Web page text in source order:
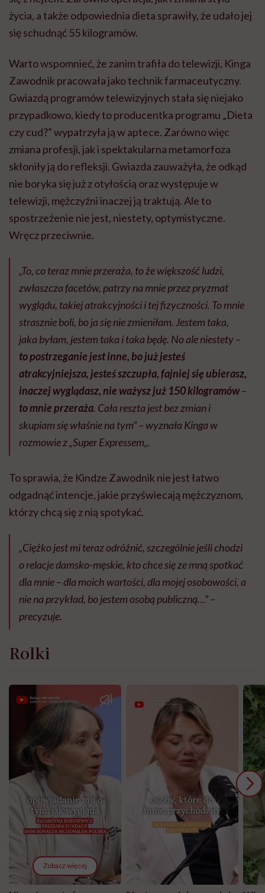
życia, a także odpowiednia dieta sprawiły, że udało jej
się schudnąć 55 kilogramów.
Warto wspomnieć, że zanim trafiła do telewizji, Kinga
Zawodnik pracowała jako technik farmaceutyczny.
Gwiazdą programów telewizyjnych stała się niejako
przypadkowo, kiedy to producentka programu „Dieta
czy cud?” wypatrzyła ją w aptece. Zarówno więc
zmiana profesji, jak i spektakularna metamorfoza
skłoniły ją do refleksji. Gwiazda zauważyła, że odkąd
nie boryka się już z otyłością oraz występuje w
telewizji, mężczyźni inaczej ją traktują. Ale to
spostrzeżenie nie jest, niestety, optymistyczne.
Wręcz przeciwnie.
„To, co teraz mnie przeraża, to że większość ludzi,
zwłaszcza facetów, patrzy na mnie przez pryzmat
wyglądu, takiej atrakcyjności i tej fizyczności. To mnie
strasznie boli, bo ja się nie zmieniłam. Jestem taka,
jaka byłam, jestem taka i taka będę. No ale niestety –
to postrzeganie jest inne, bo już jesteś
atrakcyjniejsza, jesteś szczupła, fajniej się ubierasz,
inaczej wyglądasz, nie ważysz już 150 kilogramów–
to mnie przeraża. Cała reszta jest bez zmian i
skupiam się właśnie na tym” – wyznała Kinga w
rozmowie z„Super Expressem„.
To sprawia, że Kindze Zawodnik nie jest łatwo
odgadnąć intencje, jakie przyświecają mężczyznom,
którzy chcą się z nią spotykać.
„Ciężko jest mi teraz odróżnić, szczególnie jeśli chodzi
o relacje damsko-męskie, kto chce się ze mną spotkać
dla mnie – dla moich wartości, dla mojej osobowości, a
nie na przykład, bo jestem osobą publiczną…” –
precyzuje.
Rolki
Zobacz więcej